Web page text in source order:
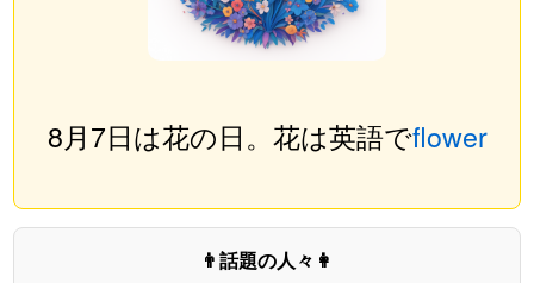
8月7日は花の日。花は英語でflower
👨話題の人々👩